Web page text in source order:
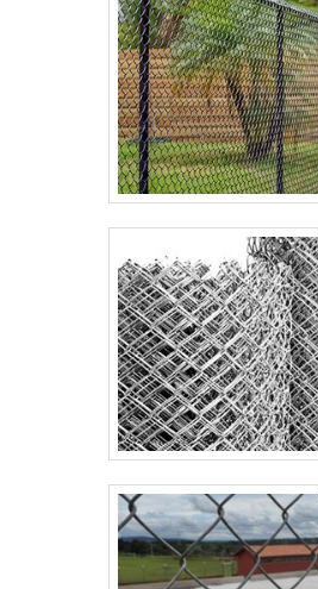
empresa comprometida com
empresa altamente
por conter escritório de alta
realizadas as atividades e
geração. Tudo isso,
multidisciplinar de
colaboradores eficientes,
experiência para os clientes